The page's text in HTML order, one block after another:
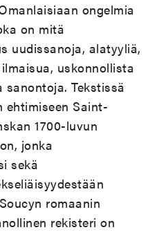
ongelmia
on mitä
uudissanoja, alatyyliä,
uskonnollista
Tekstissä
ehtimiseen Saint-
1700-luvun
jonka
sekä
romaanin
rekisteri on